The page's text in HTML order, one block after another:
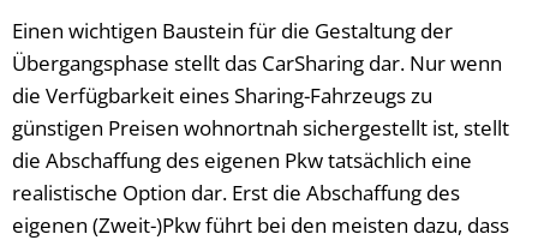
Einen wichtigen Baustein für die Gestaltung der
Übergangsphase stellt das CarSharing dar. Nur wenn
die Verfügbarkeit eines Sharing-Fahrzeugs zu
günstigen Preisen wohnortnah sichergestellt ist, stellt
die Abschaffung des eigenen Pkw tatsächlich eine
realistische Option dar. Erst die Abschaffung des
eigenen (Zweit-)Pkw führt bei den meisten dazu, dass